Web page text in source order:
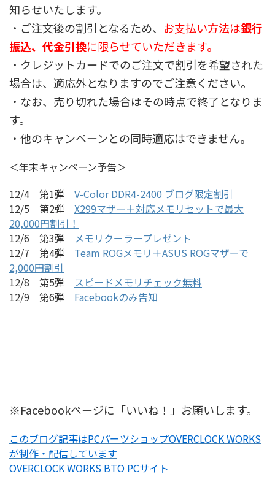
知らせいたします。
・ご注文後の割引となるため、 お支払い方法は銀行
振込、代金引換に限らせていただきます。
・クレジットカードでのご注文で割引を希望された
場合は、適応外となりますのでご注意ください。
・なお、売り切れた場合はその時点で終了となりま
す。
・他のキャンペーンとの同時適応はできません。
＜年末キャンペーン予告＞
12/4 第1弾 V-Color DDR4-2400 ブログ限定割引
12/5 第2弾 X299マザー＋対応メモリセットで最大
20,000円割引！
12/6 第3弾
メモリクーラープレゼント
12/7 第4弾 Team ROGメモリ＋ASUS ROGマザーで
2,000円割引
12/8 第5弾 スピードメモリチェック無料
12/9 第6弾 Facebookのみ告知
※Facebookページに「いいね！」お願いします。
このブログ記事はPCパーツショップOVERCLOCK WORKS
が制作・配信しています
OVERCLOCK WORKS BTO PCサイト